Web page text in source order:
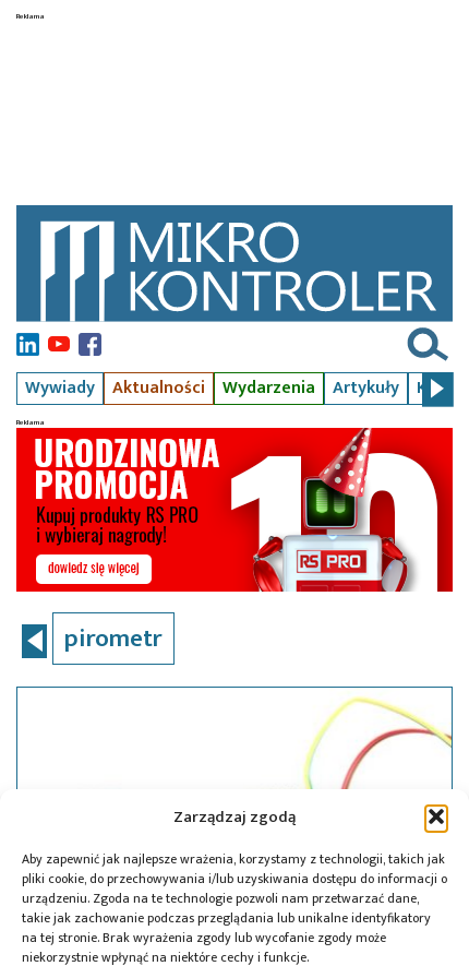
Zarządzaj zgodą
Aby zapewnić jak najlepsze wrażenia, korzystamy z technologii, takich jak
pliki cookie, do przechowywania i/lub uzyskiwania dostępu do informacji o
urządzeniu. Zgoda na te technologie pozwoli nam przetwarzać dane,
takie jak zachowanie podczas przeglądania lub unikalne identyfikatory
na tej stronie. Brak wyrażenia zgody lub wycofanie zgody może
niekorzystnie wpłynąć na niektóre cechy i funkcje.
Wywiady Aktualności Wydarzenia Artykuły Kursy
pirometr